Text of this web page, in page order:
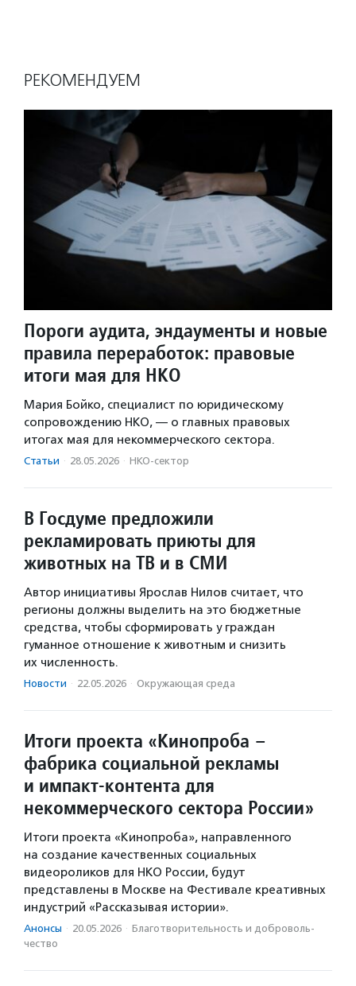
РЕКОМЕНДУЕМ
Пороги аудита, эндаументы и новые
правила переработок: правовые
итоги мая для НКО
Мария Бойко, специалист по юридическому
сопровождению НКО, — о главных правовых
итогах мая для некоммерческого сектора.
Статьи · 28.05.2026 · НКО-сектор
В Госдуме предложили
рекламировать приюты для
животных на ТВ и в СМИ
Автор инициативы Ярослав Нилов считает, что
регионы должны выделить на это бюджетные
средства, чтобы сформировать у граждан
гуманное отношение к животным и снизить
их численность.
Новости · 22.05.2026 · Окружающая среда
Итоги проекта «Кинопроба –
фабрика социальной рекламы
и импакт-контента для
некоммерческого сектора России»
Итоги проекта «Кинопроба», направленного
на создание качественных социальных
видеороликов для НКО России, будут
представлены в Москве на Фестивале креативных
индустрий «Рассказывая истории».
Анонсы · 20.05.2026 · Благотвори­тель­ность и доброволь­
чест­во